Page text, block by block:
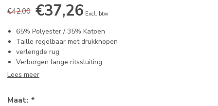
€42,00 €37,26 Excl. btw
65% Polyester / 35% Katoen
Taille regelbaar met drukknopen
verlengde rug
Verborgen lange ritssluiting
Lees meer
Maat: *